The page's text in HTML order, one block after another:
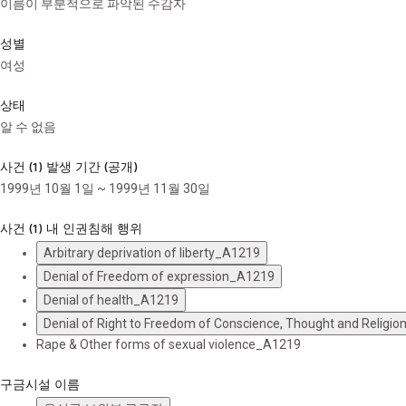
이름이 부분적으로 파악된 수감자
성별
여성
상태
알 수 없음
사건 (1) 발생 기간 (공개)
1999년 10월 1일 ~ 1999년 11월 30일
사건 (1) 내 인권침해 행위
Arbitrary deprivation of liberty_A1219
Denial of Freedom of expression_A1219
Denial of health_A1219
Denial of Right to Freedom of Conscience, Thought and
Rape & Other forms of sexual violence_A1219
구금시설 이름